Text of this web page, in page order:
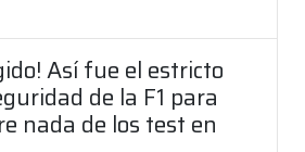
Así fue el estricto
de la F1 para
nada de los test en